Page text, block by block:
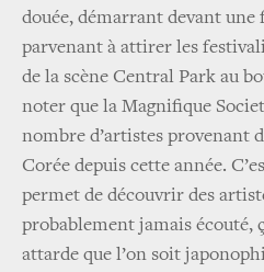
douée, démarrant devant
parvenant à attirer les
de la scène Central Park au
noter que la Magnifique
nombre d’artistes provenant
Corée depuis cette année.
permet de découvrir des
probablement jamais écouté,
attarde que l’on soit